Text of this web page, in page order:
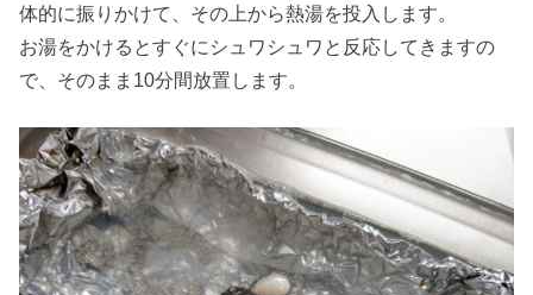
体的に振りかけて、その上から熱湯を投入します。
お湯をかけるとすぐにシュワシュワと反応してきますの
で、そのまま10分間放置します。